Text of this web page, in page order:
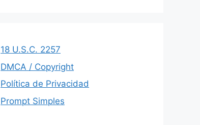
18 U.S.C. 2257
DMCA / Copyright
Política de Privacidad
Prompt Simples